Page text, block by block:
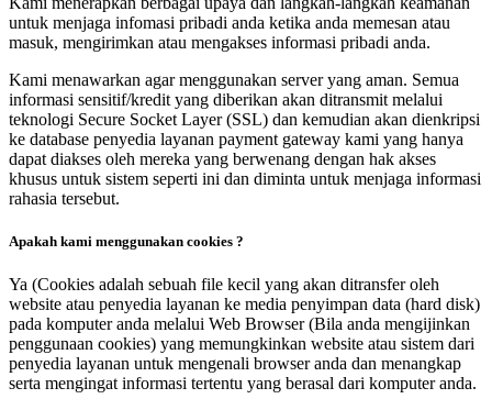
untuk menjaga infomasi pribadi anda ketika anda memesan atau
masuk, mengirimkan atau mengakses informasi pribadi anda.
Kami menawarkan agar menggunakan server yang aman. Semua
informasi sensitif/kredit yang diberikan akan ditransmit melalui
teknologi Secure Socket Layer (SSL) dan kemudian akan dienkripsi
ke database penyedia layanan payment gateway kami yang hanya
dapat diakses oleh mereka yang berwenang dengan hak akses
khusus untuk sistem seperti ini dan diminta untuk menjaga informasi
rahasia tersebut.
Apakah kami menggunakan cookies ?
Ya (Cookies adalah sebuah file kecil yang akan ditransfer oleh
website atau penyedia layanan ke media penyimpan data (hard disk)
pada komputer anda melalui Web Browser (Bila anda mengijinkan
penggunaan cookies) yang memungkinkan website atau sistem dari
penyedia layanan untuk mengenali browser anda dan menangkap
serta mengingat informasi tertentu yang berasal dari komputer anda.